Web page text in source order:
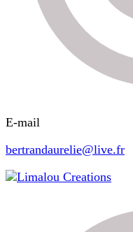
E-mail
bertrandaurelie@live.fr
Limalou